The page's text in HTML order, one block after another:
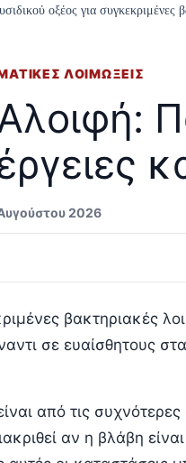
οξέος για συγκεκριμένες
ΛΟΙΜΩΞΕΙΣ
2026
βακτηριακές
σε ευαίσθητους
από τις
αν η βλάβη